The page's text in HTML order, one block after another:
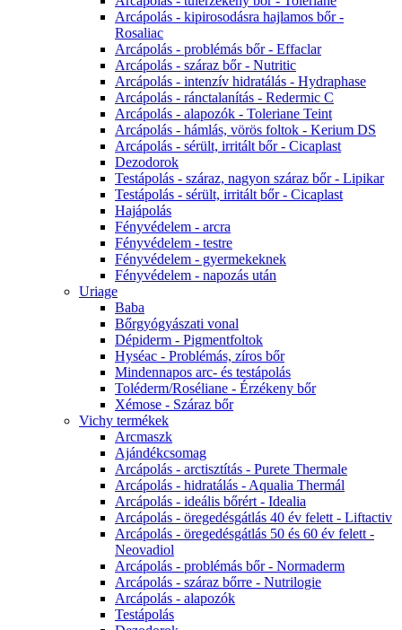
Arcápolás - kipirosodásra hajlamos bőr -
Rosaliac
Arcápolás - problémás bőr - Effaclar
Arcápolás - száraz bőr - Nutritic
Arcápolás - intenzív hidratálás - Hydraphase
Arcápolás - ránctalanítás - Redermic C
Arcápolás - alapozók - Toleriane Teint
Arcápolás - hámlás, vörös foltok - Kerium DS
Arcápolás - sérült, irritált bőr - Cicaplast
Dezodorok
Testápolás - száraz, nagyon száraz bőr - Lipikar
Testápolás - sérült, irritált bőr - Cicaplast
Hajápolás
Fényvédelem - arcra
Fényvédelem - testre
Fényvédelem - gyermekeknek
Fényvédelem - napozás után
Uriage
Baba
Bőrgyógyászati vonal
Dépiderm - Pigmentfoltok
Hyséac - Problémás, zíros bőr
Mindennapos arc- és testápolás
Toléderm/Roséliane - Érzékeny bőr
Xémose - Száraz bőr
Vichy termékek
Arcmaszk
Ajándékcsomag
Arcápolás - arctisztítás - Purete Thermale
Arcápolás - hidratálás - Aqualia Thermál
Arcápolás - ideális bőrért - Idealia
Arcápolás - öregedésgátlás 40 év felett - Liftactiv
Arcápolás - öregedésgátlás 50 és 60 év felett -
Neovadiol
Arcápolás - problémás bőr - Normaderm
Arcápolás - száraz bőrre - Nutrilogie
Arcápolás - alapozók
Testápolás